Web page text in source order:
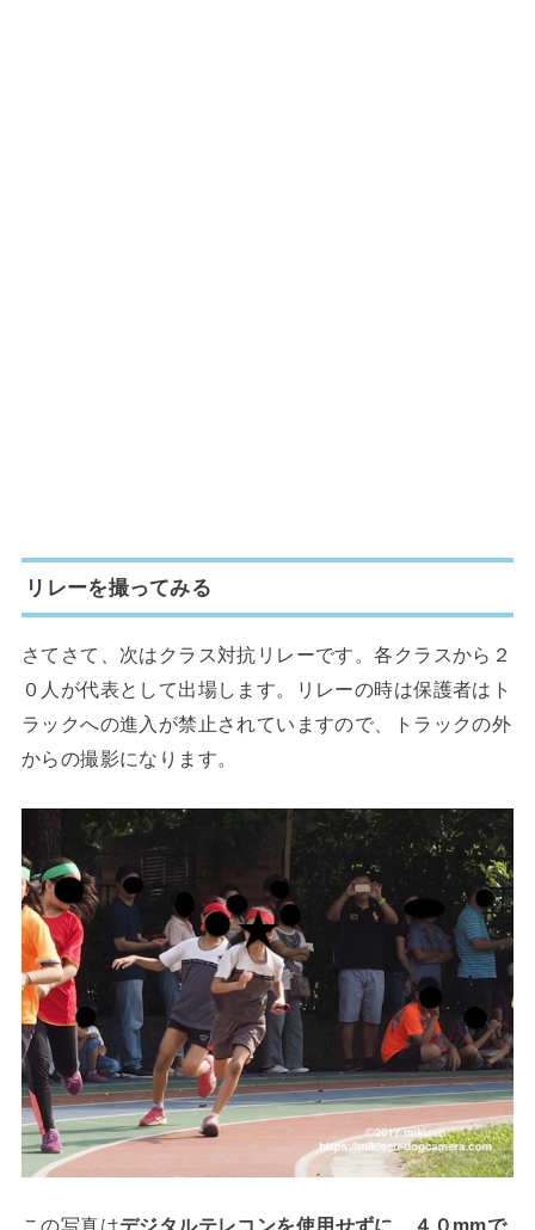
リレーを撮ってみる
さてさて、次はクラス対抗リレーです。各クラスから２
０人が代表として出場します。リレーの時は保護者はト
ラックへの進入が禁止されていますので、トラックの外
からの撮影になります。
この写真はデジタルテレコンを使用せずに、４０mmで